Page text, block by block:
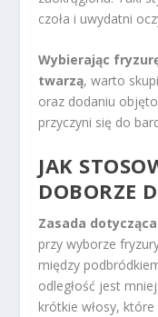
czoła i uwydatni
Wybierając
twarzą, warto
oraz dodaniu
przyczyni się do
JAK
DOBORZE
Zasada
przy wyborze
między
odległość jest
krótkie włosy, które